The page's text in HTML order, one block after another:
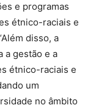
e programas
étnico-raciais e
disso, a
a gestão e a
étnico-raciais e
um
no âmbito